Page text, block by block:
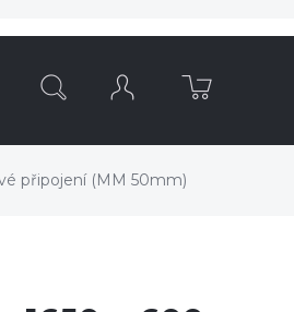
připojení (MM 50mm)